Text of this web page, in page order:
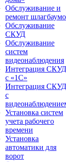
Обслуживание и
ремонт
Обслуживание
СКУД
Обслуживание
систем
видеонаблюдения
Интеграция СКУД
с «1С»
Интеграция СКУД
с
Установка систем
учета рабочего
времени
Установка
автоматики для
ворот